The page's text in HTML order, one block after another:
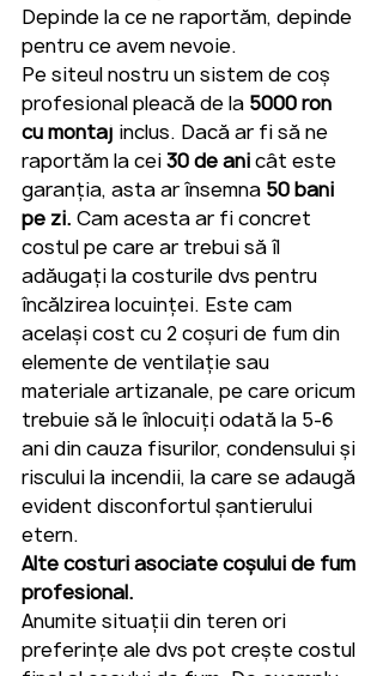
Depinde la ce ne raportăm, depinde
pentru ce avem nevoie.
Pe siteul nostru un sistem de coș
profesional pleacă de la 5000 ron
cu montaj inclus. Dacă ar fi să ne
raportăm la cei 30 de ani cât este
garanția, asta ar însemna 50 bani
pe zi. Cam acesta ar fi concret
costul pe care ar trebui să îl
adăugați la costurile dvs pentru
încălzirea locuinței. Este cam
același cost cu 2 coșuri de fum din
elemente de ventilație sau
materiale artizanale, pe care oricum
trebuie să le înlocuiți odată la 5-6
ani din cauza fisurilor, condensului și
riscului la incendii, la care se adaugă
evident disconfortul șantierului
etern.
Alte costuri asociate coșului de fum
profesional.
Anumite situații din teren ori
preferințe ale dvs pot crește costul